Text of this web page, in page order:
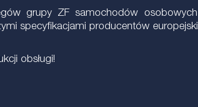
grupy ZF samochodów
specyfikacjami producentów
obsługi!